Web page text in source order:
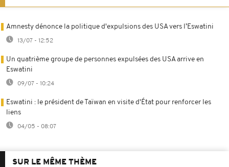
Amnesty dénonce la politique d'expulsions des USA vers l’Eswatini
13/07 - 12:52
Un quatrième groupe de personnes expulsées des USA arrive en
Eswatini
09/07 - 10:24
Eswatini : le président de Taïwan en visite d'État pour renforcer les
liens
04/05 - 08:07
SUR LE MÊME THÈME